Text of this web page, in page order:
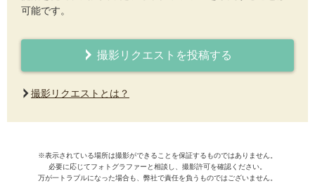
可能です。
撮影リクエストを投稿する
撮影リクエストとは？
※表示されている場所は撮影ができることを保証するものではありません。
必要に応じてフォトグラファーと相談し、撮影許可を確認ください。
万が一トラブルになった場合も、弊社で責任を負うものではございません。